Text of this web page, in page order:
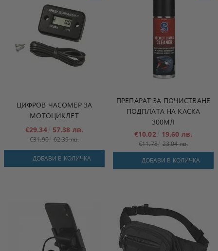
ЦИФРОВ ЧАСОМЕР ЗА
МОТОЦИКЛЕТ
€29.34
57.38 лв.
€31.90 62.39 лв.
ДОБАВИ В КОЛИЧКА
ПРЕПАРАТ ЗА ПОЧИСТВАНЕ
ПОДПЛАТА НА КАСКА
300МЛ
€10.02
19.60 лв.
€11.78 23.04 лв.
ДОБАВИ В КОЛИЧКА